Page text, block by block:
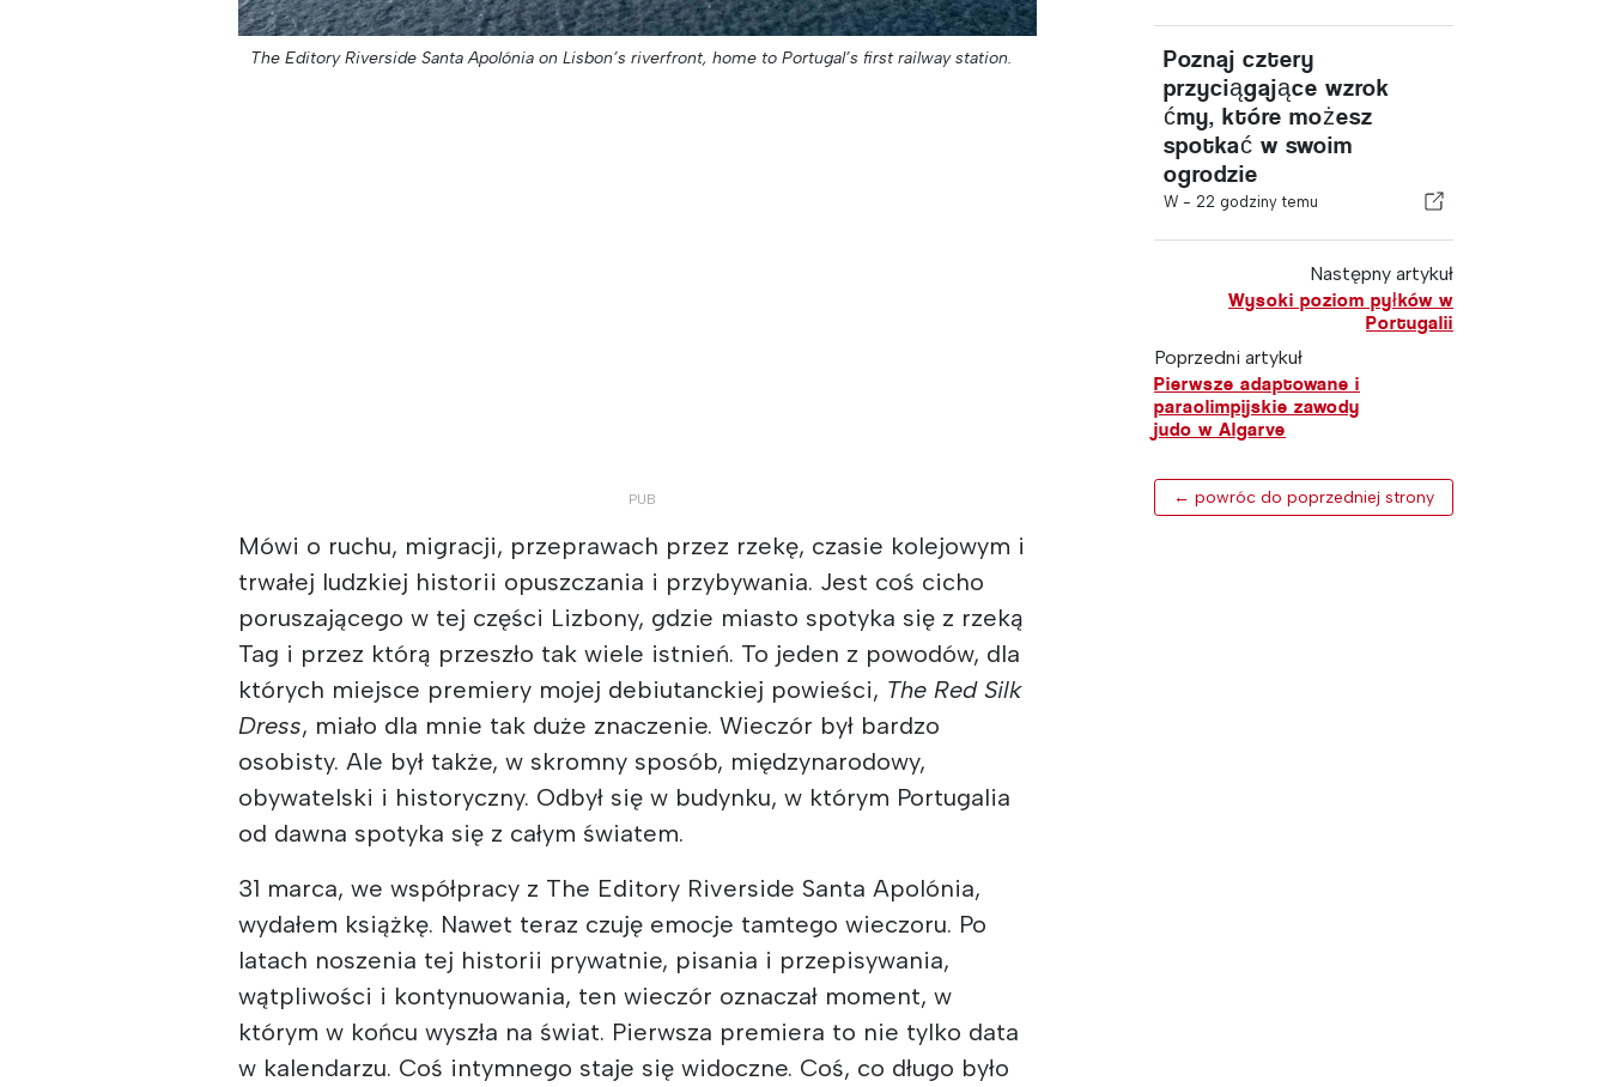
The Editory Riverside Santa Apolónia on Lisbon’s riverfront, home to Portugal’s first railway station.
Mówi o ruchu, migracji, przeprawach przez rzekę, czasie kolejowym i
trwałej ludzkiej historii opuszczania i przybywania. Jest coś cicho
poruszającego w tej części Lizbony, gdzie miasto spotyka się z rzeką
Tag i przez którą przeszło tak wiele istnień. To jeden z powodów, dla
których miejsce premiery mojej debiutanckiej powieści, The Red Silk
Dress, miało dla mnie tak duże znaczenie. Wieczór był bardzo
osobisty. Ale był także, w skromny sposób, międzynarodowy,
obywatelski i historyczny. Odbył się w budynku, w którym Portugalia
od dawna spotyka się z całym światem.
31 marca, we współpracy z The Editory Riverside Santa Apolónia,
wydałem książkę. Nawet teraz czuję emocje tamtego wieczoru. Po
latach noszenia tej historii prywatnie, pisania i przepisywania,
wątpliwości i kontynuowania, ten wieczór oznaczał moment, w
którym w końcu wyszła na świat. Pierwsza premiera to nie tylko data
w kalendarzu. Coś intymnego staje się widoczne. Coś, co długo było
Poznaj cztery
przyciągające wzrok
ćmy, które możesz
spotkać w swoim
ogrodzie
W - 22 godziny temu
Następny artykuł
Wysoki poziom pyłków w
Portugalii
Poprzedni artykuł
Pierwsze adaptowane i
paraolimpijskie zawody
judo w Algarve
← powróc do poprzedniej strony